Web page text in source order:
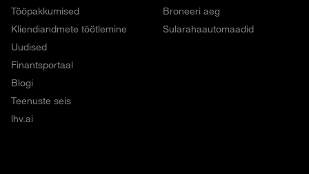
Tööpakkumised
Kliendiandmete töötlemine
Uudised
Finantsportaal
Blogi
Teenuste seis
lhv.ai
Broneeri aeg
Sularahaautomaadid